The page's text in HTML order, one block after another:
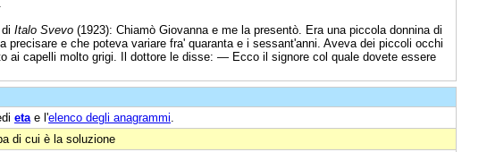
di Italo Svevo (1923): Chiamò Giovanna e me la presentò. Era una piccola donnina di
precisare e che poteva variare fra' quaranta e i sessant'anni. Aveva dei piccoli occhi
ai capelli molto grigi. Il dottore le disse: — Ecco il signore col quale dovete essere
eta e l'elenco degli anagrammi
di cui è la soluzione